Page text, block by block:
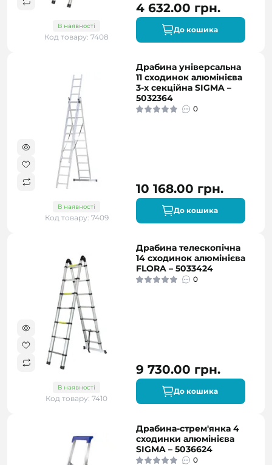
В наявності
Код товару: 7408
4 632.00 грн.
До кошика
В наявності
Код товару: 7409
Драбина універсальна
11 сходинок алюмінієва
3-х секційна SIGMA –
5032364
0
10 168.00 грн.
До кошика
В наявності
Код товару: 7410
Драбина телескопічна
14 сходинок алюмінієва
FLORA – 5033424
0
9 730.00 грн.
До кошика
Драбина-стрем'янка 4
сходинки алюмінієва
SIGMA – 5036624
0